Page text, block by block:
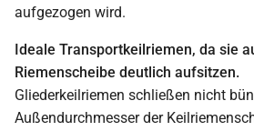
aufgezogen wird.
Ideale Transportkeilriemen, da sie
Riemenscheibe deutlich aufsitzen.
Gliederkeilriemen schließen nicht
Außendurchmesser der